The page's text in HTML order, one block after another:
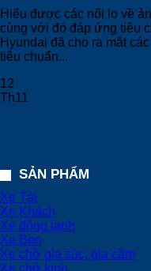
Hiểu được các nổi lo về
cùng với đó đáp ứng tiêu
Hyundai đã cho ra mắt
tiêu chuẩn...
12
Th11
SẢN PHẨM
Xe Tải
Xe Khách
Xe đông lạnh
Xe Ben
Xe chở gia súc, gia cầm
Xe chở kính